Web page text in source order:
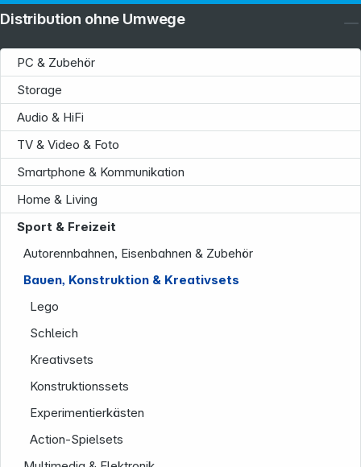
PC & Zubehör
Storage
Audio & HiFi
TV & Video & Foto
Smartphone & Kommunikation
Home & Living
Sport & Freizeit
Autorennbahnen, Eisenbahnen & Zubehör
Bauen, Konstruktion & Kreativsets
Lego
Schleich
Kreativsets
Konstruktionssets
Experimentierkästen
Action-Spielsets
Distribution ohne Umwege